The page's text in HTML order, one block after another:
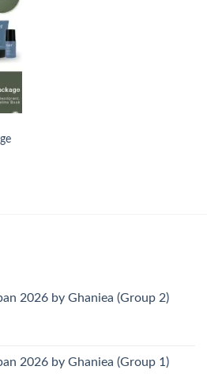
2026 by Ghaniea (Group 2)
2026 by Ghaniea (Group 1)